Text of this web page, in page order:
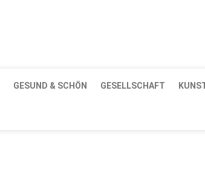
GESUND & SCHÖN GESELLSCHAFT